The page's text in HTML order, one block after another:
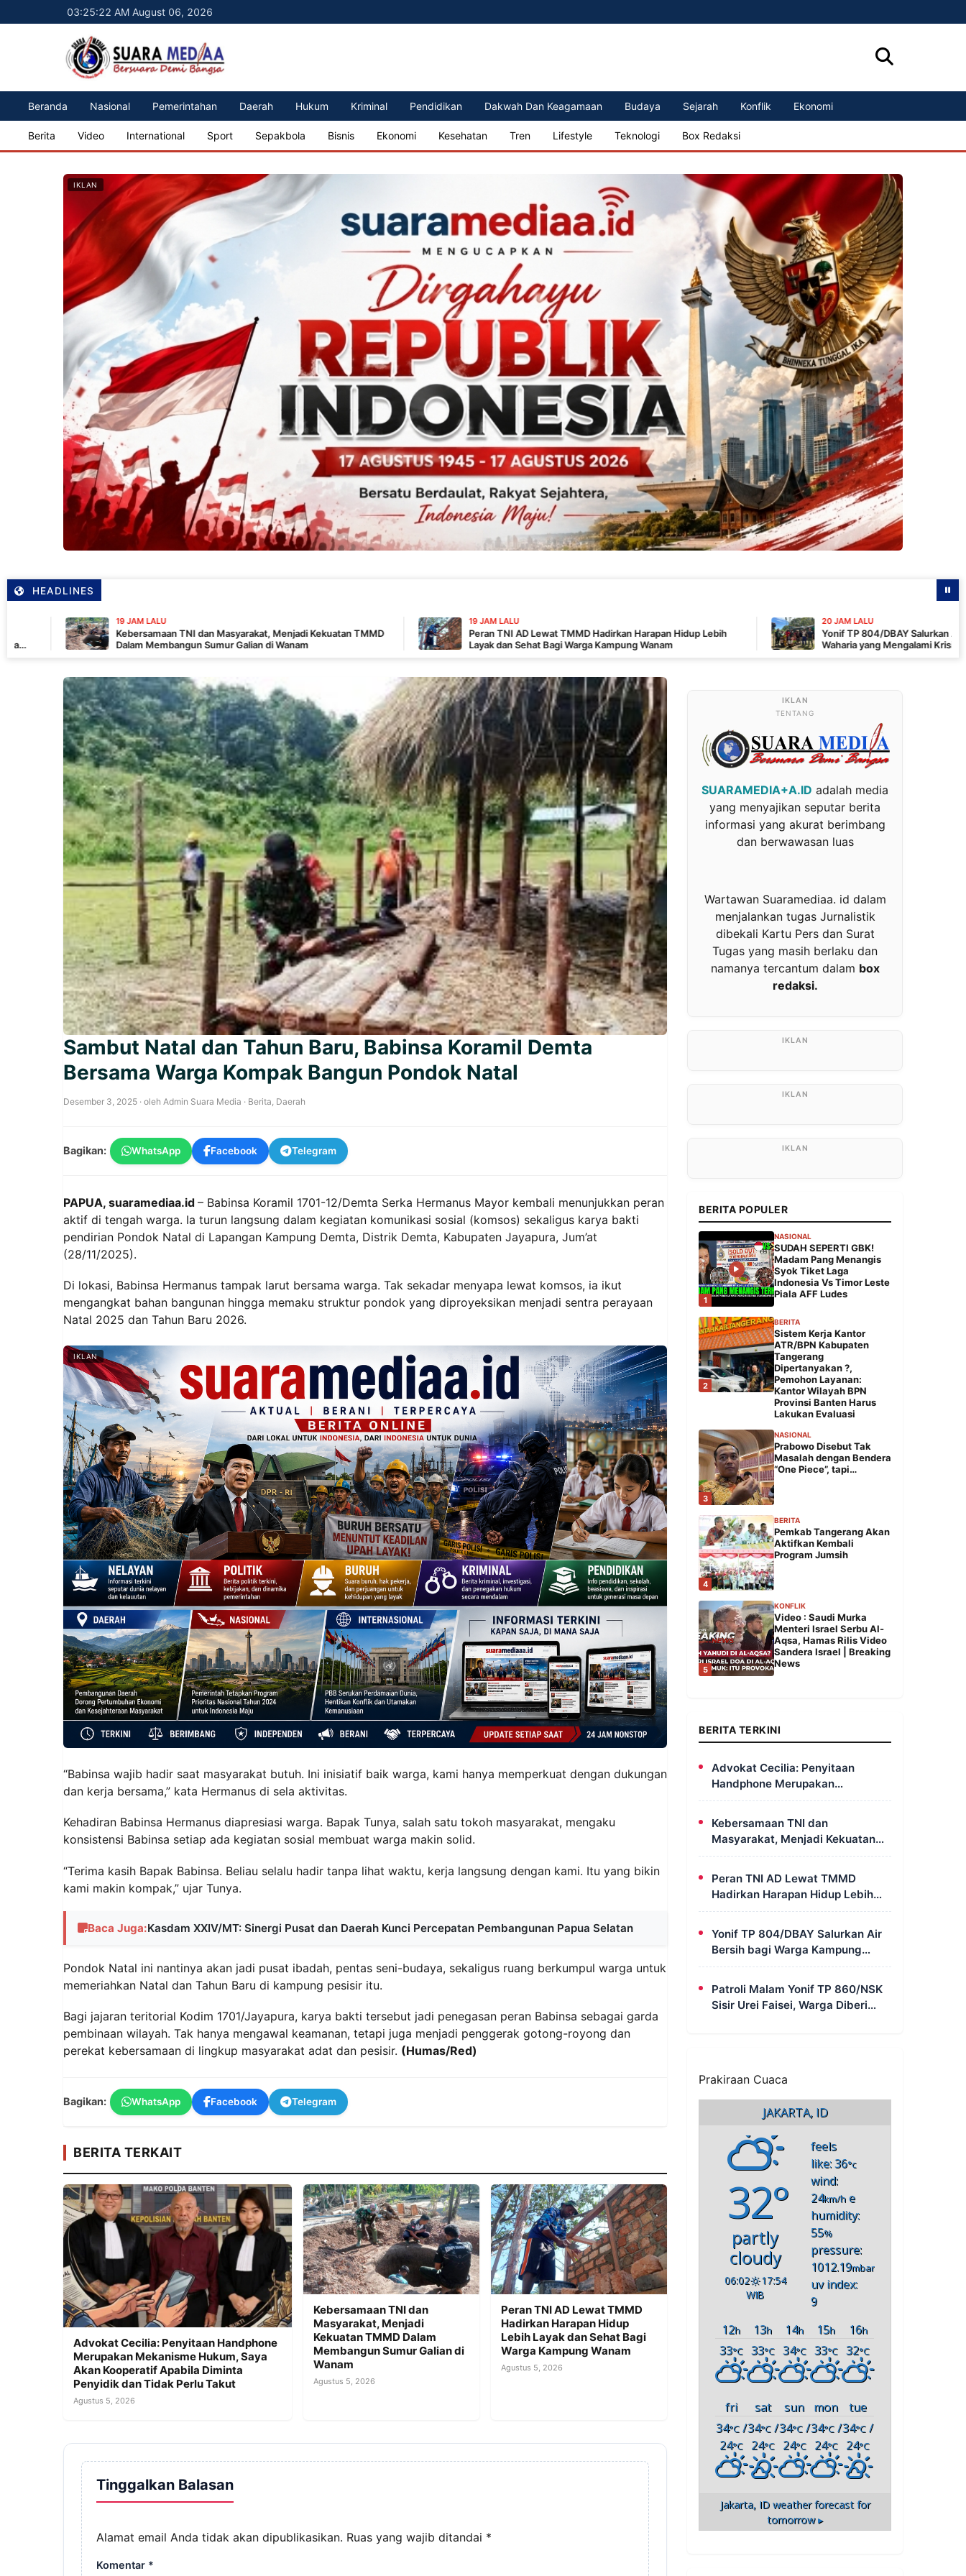
03:25:24 AM August 06, 2026
Beranda Nasional Pemerintahan Daerah Hukum Kriminal Pendidikan Dakwah Dan Keagamaan Budaya Sejarah Konflik Ekonomi
Berita Video International Sport Sepakbola Bisnis Ekonomi Kesehatan Tren Lifestyle Teknologi Box Redaksi
IKLAN
HEADLINES
19 JAM LALU
Kebersamaan TNI dan Masyarakat, Menjadi Kekuatan TMMD
Dalam Membangun Sumur Galian di Wanam
19 JAM LALU
Peran TNI AD Lewat TMMD Hadirkan Harapan Hidup Lebih
Layak dan Sehat Bagi Warga Kampung Wanam
20 JAM LALU
Yonif TP 804/DBAY Salurkan Air Bersih bagi Warga
Waharia yang Mengalami Krisis Air
Sambut Natal dan Tahun Baru, Babinsa Koramil Demta
Bersama Warga Kompak Bangun Pondok Natal
Desember 3, 2025 · oleh Admin Suara Media · Berita Daerah
Bagikan: WhatsApp Facebook Telegram
PAPUA, suaramediaa.id – Babinsa Koramil 1701-12/Demta Serka Hermanus Mayor kembali menunjukkan peran
aktif di tengah warga. Ia turun langsung dalam kegiatan komunikasi sosial (komsos) sekaligus karya bakti
pendirian Pondok Natal di Lapangan Kampung Demta, Distrik Demta, Kabupaten Jayapura, Jum’at
(28/11/2025).
Di lokasi, Babinsa Hermanus tampak larut bersama warga. Tak sekadar menyapa lewat komsos, ia ikut
mengangkat bahan bangunan hingga memaku struktur pondok yang diproyeksikan menjadi sentra perayaan
Natal 2025 dan Tahun Baru 2026.
IKLAN
“Babinsa wajib hadir saat masyarakat butuh. Ini inisiatif baik warga, kami hanya memperkuat dengan dukungan
dan kerja bersama,” kata Hermanus di sela aktivitas.
Kehadiran Babinsa Hermanus diapresiasi warga. Bapak Tunya, salah satu tokoh masyarakat, mengaku
konsistensi Babinsa setiap ada kegiatan sosial membuat warga makin solid.
“Terima kasih Bapak Babinsa. Beliau selalu hadir tanpa lihat waktu, kerja langsung dengan kami. Itu yang bikin
kami makin kompak,” ujar Tunya.
Baca Juga:Kasdam XXIV/MT: Sinergi Pusat dan Daerah Kunci Percepatan Pembangunan Papua Selatan
Pondok Natal ini nantinya akan jadi pusat ibadah, pentas seni-budaya, sekaligus ruang berkumpul warga untuk
memeriahkan Natal dan Tahun Baru di kampung pesisir itu.
Bagi jajaran teritorial Kodim 1701/Jayapura, karya bakti tersebut jadi penegasan peran Babinsa sebagai garda
pembinaan wilayah. Tak hanya mengawal keamanan, tetapi juga menjadi penggerak gotong-royong dan
perekat kebersamaan di lingkup masyarakat adat dan pesisir. (Humas/Red)
Bagikan: WhatsApp Facebook Telegram
BERITA TERKAIT
Advokat Cecilia: Penyitaan Handphone
Merupakan Mekanisme Hukum, Saya
Akan Kooperatif Apabila Diminta
Penyidik dan Tidak Perlu Takut
Agustus 5, 2026
Kebersamaan TNI dan
Masyarakat, Menjadi
Kekuatan TMMD Dalam
Membangun Sumur Galian di
Wanam
Agustus 5, 2026
Peran TNI AD Lewat TMMD
Hadirkan Harapan Hidup
Lebih Layak dan Sehat Bagi
Warga Kampung Wanam
Agustus 5, 2026
Tinggalkan Balasan
Alamat email Anda tidak akan dipublikasikan. Ruas yang wajib ditandai *
Komentar *
TENTANG
SUARAMEDIA+A.ID adalah media
yang menyajikan seputar berita
informasi yang akurat berimbang
dan berwawasan luas
Wartawan Suaramediaa. id dalam
menjalankan tugas Jurnalistik
dibekali Kartu Pers dan Surat
Tugas yang masih berlaku dan
namanya tercantum dalam box
redaksi.
BERITA POPULER
1
NASIONAL
SUDAH SEPERTI GBK!
Madam Pang Menangis
Syok Tiket Laga
Indonesia Vs Timor Leste
Piala AFF Ludes
2
BERITA
Sistem Kerja Kantor
ATR/BPN Kabupaten
Tangerang
Dipertanyakan ?,
Pemohon Layanan:
Kantor Wilayah BPN
Provinsi Banten Harus
Lakukan Evaluasi
3
NASIONAL
Prabowo Disebut Tak
Masalah dengan Bendera
“One Piece”, tapi…
4
BERITA
Pemkab Tangerang Akan
Aktifkan Kembali
Program Jumsih
5
KONFLIK
Video : Saudi Murka
Menteri Israel Serbu Al-
Aqsa, Hamas Rilis Video
Sandera Israel | Breaking
News
BERITA TERKINI
Advokat Cecilia: Penyitaan
Handphone Merupakan
Mekanisme Hukum, Saya Akan
Penyidik dan Tidak Perlu Takut
Kebersamaan TNI dan
Masyarakat, Menjadi Kekuatan
TMMD Dalam Membangun Sumur
Peran TNI AD Lewat TMMD
Hadirkan Harapan Hidup Lebih
Layak dan Sehat Bagi Warga
Kampung Wanam
Yonif TP 804/DBAY Salurkan Air
Bersih bagi Warga Kampung
Waharia yang Mengalami Krisis
Patroli Malam Yonif TP 860/NSK
Sisir Urei Faisei, Warga Diberi
Prakiraan Cuaca
JAKARTA, ID
32°
partly
cloudy
06:02
17:54
WIB
feels
like: 36°c
wind:
24km/h e
humidity:
55%
pressure:
1012.19mbar
uv index:
9
12h 13h 14h 15h 16h
33°C 33°C 34°C 33°C 32°C
fri sat sun mon
tue
34°C/
24°C
34°C/
24°C
34°C/
24°C
34°C/
24°C
34°C /
24°C
Jakarta, IDweather forecast for
tomorrow ▸